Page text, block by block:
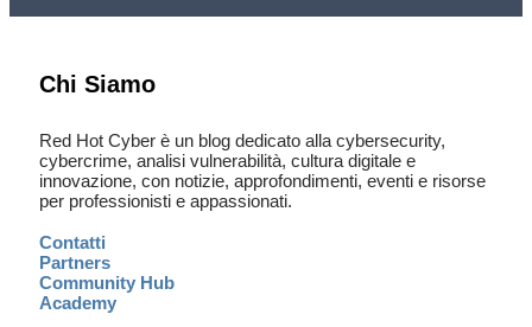
Chi Siamo
Red Hot Cyber è un blog dedicato alla cybersecurity,
cybercrime, analisi vulnerabilità, cultura digitale e
innovazione, con notizie, approfondimenti, eventi e risorse
per professionisti e appassionati.
Contatti
Partners
Community Hub
Academy